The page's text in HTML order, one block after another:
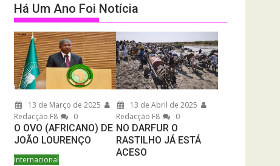
Há Um Ano Foi Notícia
13 de Março de 2025
Redacção F8
0
O OVO (AFRICANO) DE
JOÃO LOURENÇO
Internacional
13 de Abril de 2025
Redacção F8
0
NO DARFUR O
RASTILHO JÁ ESTÁ
ACESO